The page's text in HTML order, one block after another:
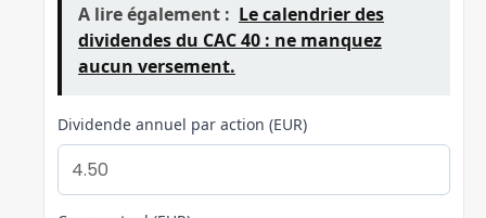
A lire également : Le calendrier des
dividendes du CAC 40 : ne manquez
aucun versement.
Dividende annuel par action (EUR)